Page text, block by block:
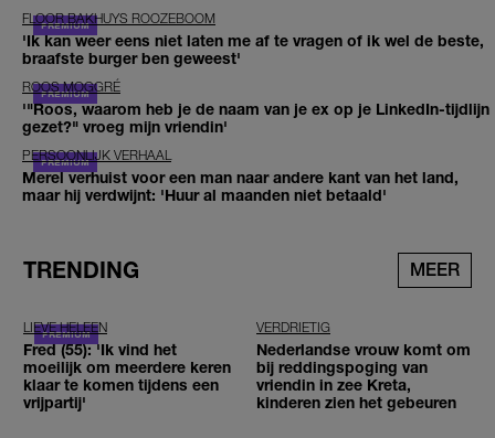
FLOOR BAKHUYS ROOZEBOOM
'Ik kan weer eens niet laten me af te vragen of ik wel de beste,
braafste burger ben geweest'
ROOS MOGGRÉ
'"Roos, waarom heb je de naam van je ex op je LinkedIn-tijdlijn
gezet?" vroeg mijn vriendin'
PERSOONLIJK VERHAAL
Merel verhuist voor een man naar andere kant van het land,
maar hij verdwijnt: 'Huur al maanden niet betaald'
TRENDING MEER
LIEVE HELEEN
Fred (55): 'Ik vind het
moeilijk om meerdere keren
klaar te komen tijdens een
vrijpartij'
VERDRIETIG
Nederlandse vrouw komt om
bij reddingspoging van
vriendin in zee Kreta,
kinderen zien het gebeuren